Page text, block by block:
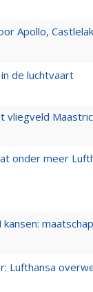
Apollo,
de luchtvaart
onder meer
Lufthansa